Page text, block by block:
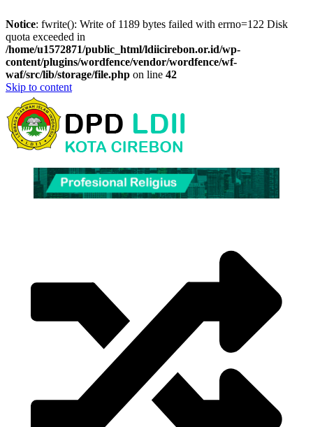
Notice: fwrite(): Write of 1189 bytes failed with errno=122 Disk
quota exceeded in
/home/u1572871/public_html/ldiicirebon.or.id/wp-
content/plugins/wordfence/vendor/wordfence/wf-
waf/src/lib/storage/file.php on line 42
Skip to content